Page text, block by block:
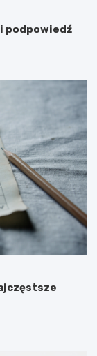
i podpowiedź